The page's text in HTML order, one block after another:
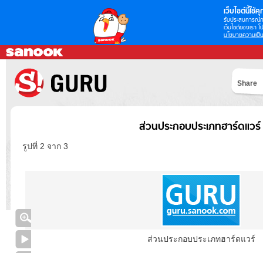
เว็บไซต์นี้ใช้คุ
รับประสบการณ์
เว็บไซต์ของเรา
นโยบายความเป็
Share
ส่วนประกอบประเภทฮาร์ดแวร์
รูปที่ 2 จาก 3
ส่วนประกอบประเภทฮาร์ดแวร์